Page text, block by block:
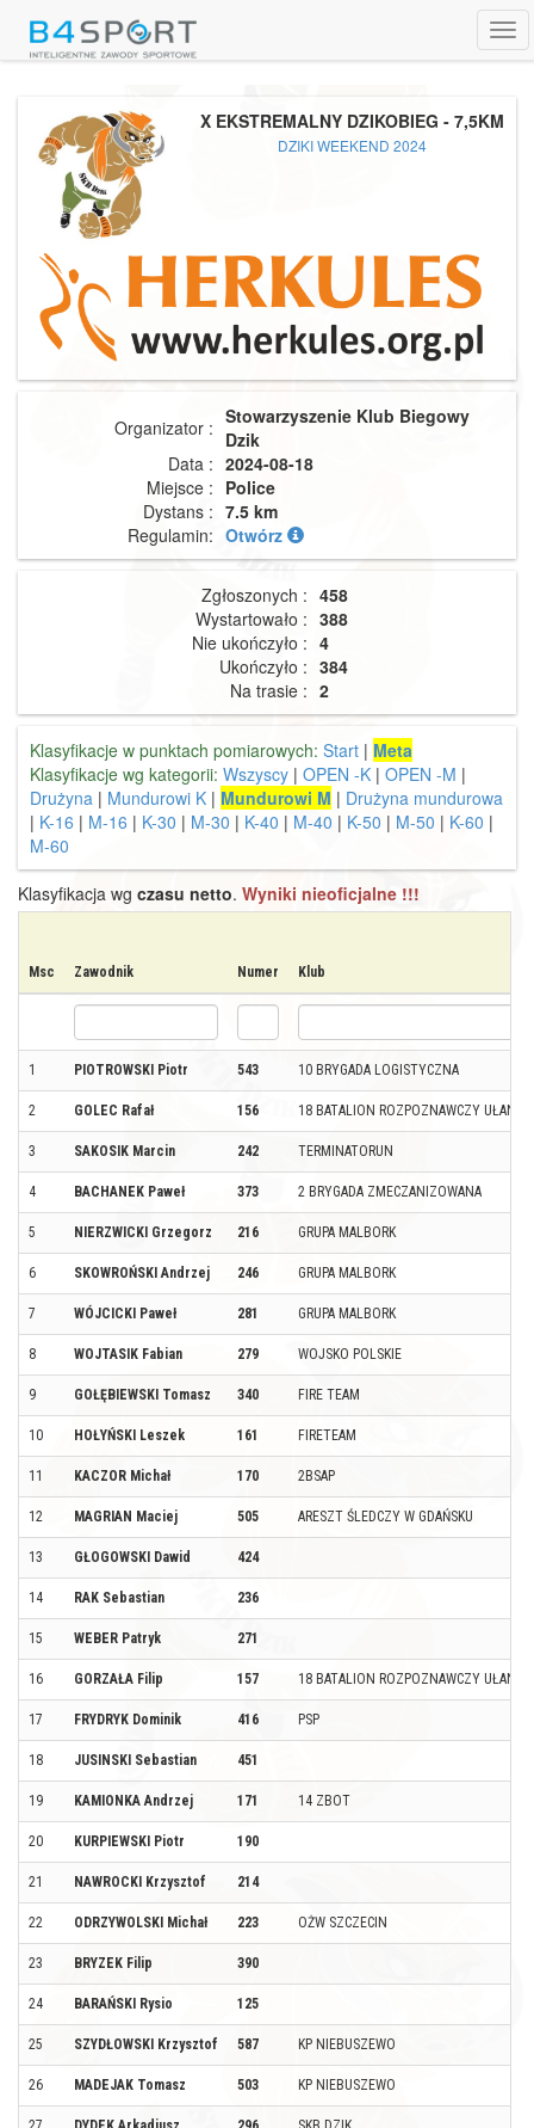
X EKSTREMALNY DZIKOBIEG - 7,5KM
DZIKI WEEKEND 2024
Organizator : Stowarzyszenie Klub Biegowy
Dzik
Data : 2024-08-18
Miejsce : Police
Dystans : 7.5 km
Regulamin: Otwórz
Zgłoszonych : 458
Wystartowało : 388
Nie ukończyło : 4
Ukończyło : 384
Na trasie : 2
Klasyfikacje w punktach pomiarowych: Start | Meta
Klasyfikacje wg kategorii: Wszyscy | OPEN -K | OPEN -M |
Drużyna | Mundurowi K | Mundurowi M | Drużyna mundurowa
| K-16 | M-16 | K-30 | M-30 | K-40 | M-40 | K-50 | M-50 | K-60 |
M-60
Klasyfikacja wg czasu netto. Wyniki nieoficjalne !!!
Msc Zawodnik Numer Klub
1 PIOTROWSKI Piotr 543 10 BRYGADA LOGISTYCZNA
2 GOLEC Rafał 156 18 BATALION ROZPOZNAWCZY
3 SAKOSIK Marcin 242 TERMINATORUN
4 BACHANEK Paweł 373 2 BRYGADA ZMECZANIZOWANA
5 NIERZWICKI Grzegorz 216 GRUPA MALBORK
6 SKOWROŃSKI Andrzej 246 GRUPA MALBORK
7 WÓJCICKI Paweł 281 GRUPA MALBORK
8 WOJTASIK Fabian 279 WOJSKO POLSKIE
9 GOŁĘBIEWSKI Tomasz 340 FIRE TEAM
10 HOŁYŃSKI Leszek 161 FIRETEAM
11 KACZOR Michał 170 2BSAP
12 MAGRIAN Maciej 505 ARESZT ŚLEDCZY W GDAŃSKU
13 GŁOGOWSKI Dawid 424
14 RAK Sebastian 236
15 WEBER Patryk 271
16 GORZAŁA Filip 157 18 BATALION ROZPOZNAWCZY
17 FRYDRYK Dominik 416 PSP
18 JUSINSKI Sebastian 451
19 KAMIONKA Andrzej 171 14 ZBOT
20 KURPIEWSKI Piotr 190
21 NAWROCKI Krzysztof 214
22 ODRZYWOLSKI Michał 223 OŻW SZCZECIN
23 BRYZEK Filip 390
24 BARAŃSKI Rysio 125
25 SZYDŁOWSKI Krzysztof 587 KP NIEBUSZEWO
26 MADEJAK Tomasz 503 KP NIEBUSZEWO